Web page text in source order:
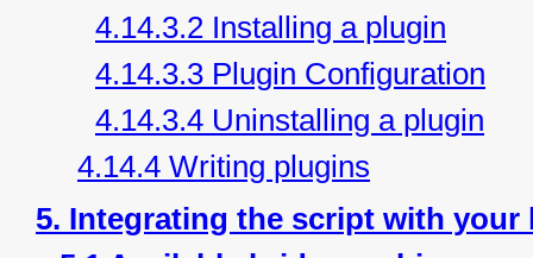
4.14.3.2 Installing a plugin
4.14.3.3 Plugin Configuration
4.14.3.4 Uninstalling a plugin
4.14.4 Writing plugins
5. Integrating the script with your